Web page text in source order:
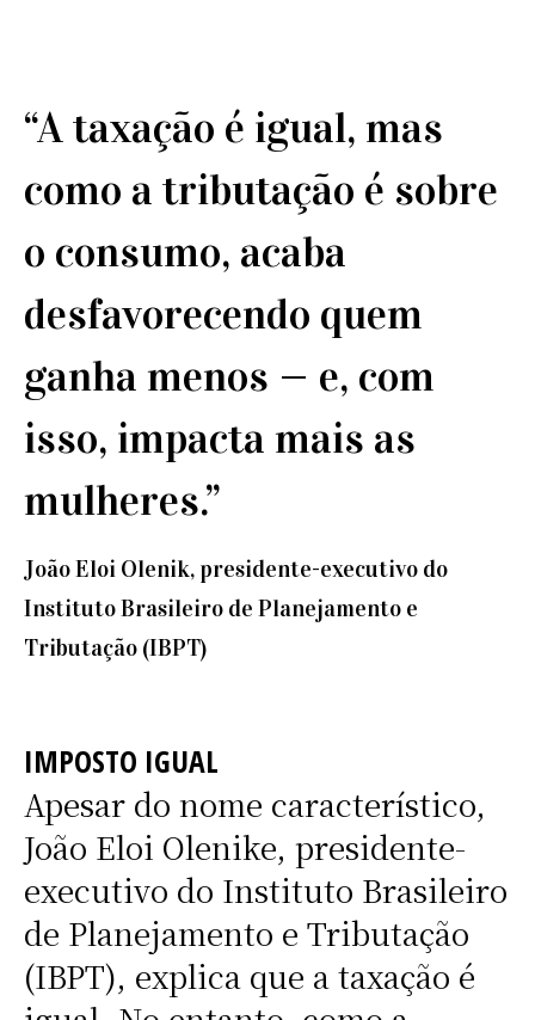
“A taxação é igual, mas
como a tributação é sobre
o consumo, acaba
desfavorecendo quem
ganha menos — e, com
isso, impacta mais as
mulheres.”
João Eloi Olenik, presidente-executivo do
Instituto Brasileiro de Planejamento e
Tributação (IBPT)
IMPOSTO IGUAL
Apesar do nome característico,
João Eloi Olenike, presidente-
executivo do Instituto Brasileiro
de Planejamento e Tributação
(IBPT), explica que a taxação é